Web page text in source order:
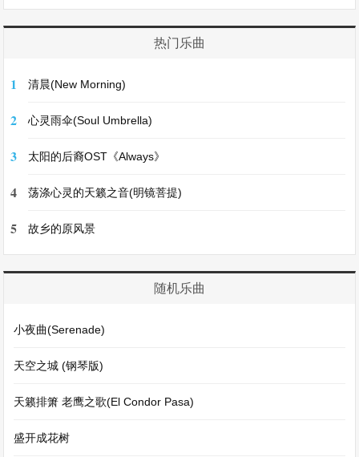
热门乐曲
1 清晨(New Morning)
2 心灵雨伞(Soul Umbrella)
3 太阳的后裔OST《Always》
4 荡涤心灵的天籁之音(明镜菩提)
5 故乡的原风景
随机乐曲
小夜曲(Serenade)
天空之城 (钢琴版)
天籁排箫 老鹰之歌(El Condor Pasa)
盛开成花树